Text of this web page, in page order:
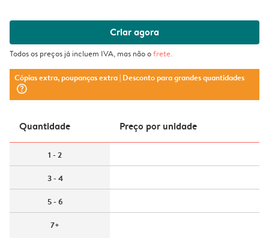
Criar agora
Todos os preços já incluem IVA, mas não ofrete.
Cópias extra, poupanças extra| Desconto para grandes quantidades
question_mark_circle
Quantidade Preço por unidade
1 - 2
3 - 4
5 - 6
7+